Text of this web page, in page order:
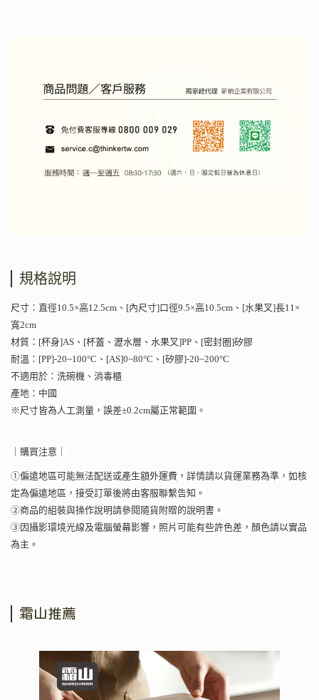
規格說明
尺寸：直徑10.5×高12.5cm、[內尺寸]口徑9.5×高10.5cm、[水果叉]長11×
寬2cm
材質：[杯身]AS、[杯蓋、瀝水層、水果叉]PP、[密封圈]矽膠
耐溫：[PP]-20~100°C、[AS]0~80°C、[矽膠]-20~200°C
不適用於：洗碗機、消毒櫃
產地：中國
※尺寸皆為人工測量，誤差±0.2cm屬正常範圍。
｜購買注意｜
①偏遠地區可能無法配送或產生額外運費，詳情請以貨運業務為準，如核
定為偏遠地區，接受訂單後將由客服聯繫告知。
②商品的組裝與操作說明請參閱隨貨附贈的說明書。
③因攝影環境光線及電腦螢幕影響，照片可能有些許色差，顏色請以實品
為主。
霜山推薦